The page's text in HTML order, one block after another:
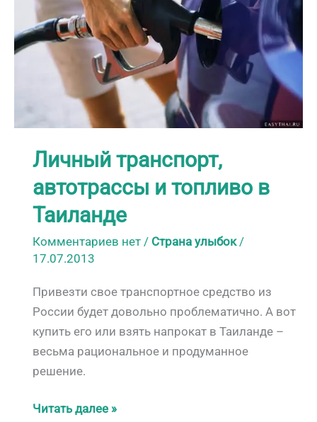
Личный транспорт,
автотрассы и топливо в
Таиланде
Комментариев нет / Страна улыбок/
17.07.2013
Привезти свое транспортное средство из
России будет довольно проблематично. А вот
купить его или взять напрокат в Таиланде –
весьма рациональное и продуманное
решение.
Личный
Читать далее »